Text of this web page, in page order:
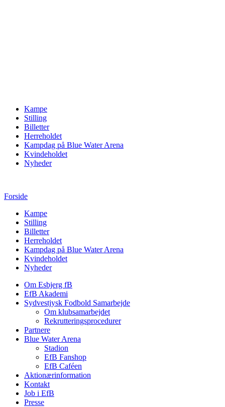
Kampe
Stilling
Billetter
Herreholdet
Kampdag på Blue Water Arena
Kvindeholdet
Nyheder
Forside
Kampe
Stilling
Billetter
Herreholdet
Kampdag på Blue Water Arena
Kvindeholdet
Nyheder
Om Esbjerg fB
EfB Akademi
Sydvestjysk Fodbold Samarbejde
Om klubsamarbejdet
Rekrutteringsprocedurer
Partnere
Blue Water Arena
Stadion
EfB Fanshop
EfB Caféen
Aktionærinformation
Kontakt
Job i EfB
Presse